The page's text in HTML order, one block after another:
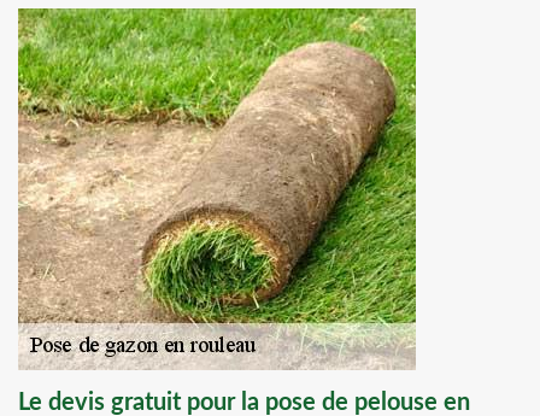
Le devis gratuit pour la pose de pelouse en